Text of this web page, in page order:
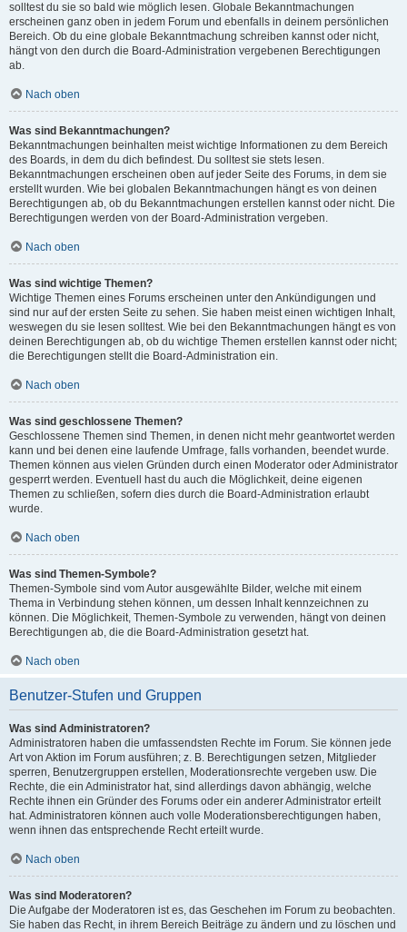
solltest du sie so bald wie möglich lesen. Globale Bekanntmachungen
erscheinen ganz oben in jedem Forum und ebenfalls in deinem persönlichen
Bereich. Ob du eine globale Bekanntmachung schreiben kannst oder nicht,
hängt von den durch die Board-Administration vergebenen Berechtigungen
ab.
Nach oben
Was sind Bekanntmachungen?
Bekanntmachungen beinhalten meist wichtige Informationen zu dem Bereich
des Boards, in dem du dich befindest. Du solltest sie stets lesen.
Bekanntmachungen erscheinen oben auf jeder Seite des Forums, in dem sie
erstellt wurden. Wie bei globalen Bekanntmachungen hängt es von deinen
Berechtigungen ab, ob du Bekanntmachungen erstellen kannst oder nicht. Die
Berechtigungen werden von der Board-Administration vergeben.
Nach oben
Was sind wichtige Themen?
Wichtige Themen eines Forums erscheinen unter den Ankündigungen und
sind nur auf der ersten Seite zu sehen. Sie haben meist einen wichtigen Inhalt,
weswegen du sie lesen solltest. Wie bei den Bekanntmachungen hängt es von
deinen Berechtigungen ab, ob du wichtige Themen erstellen kannst oder nicht;
die Berechtigungen stellt die Board-Administration ein.
Nach oben
Was sind geschlossene Themen?
Geschlossene Themen sind Themen, in denen nicht mehr geantwortet werden
kann und bei denen eine laufende Umfrage, falls vorhanden, beendet wurde.
Themen können aus vielen Gründen durch einen Moderator oder Administrator
gesperrt werden. Eventuell hast du auch die Möglichkeit, deine eigenen
Themen zu schließen, sofern dies durch die Board-Administration erlaubt
wurde.
Nach oben
Was sind Themen-Symbole?
Themen-Symbole sind vom Autor ausgewählte Bilder, welche mit einem
Thema in Verbindung stehen können, um dessen Inhalt kennzeichnen zu
können. Die Möglichkeit, Themen-Symbole zu verwenden, hängt von deinen
Berechtigungen ab, die die Board-Administration gesetzt hat.
Nach oben
Benutzer-Stufen und Gruppen
Was sind Administratoren?
Administratoren haben die umfassendsten Rechte im Forum. Sie können jede
Art von Aktion im Forum ausführen; z. B. Berechtigungen setzen, Mitglieder
sperren, Benutzergruppen erstellen, Moderationsrechte vergeben usw. Die
Rechte, die ein Administrator hat, sind allerdings davon abhängig, welche
Rechte ihnen ein Gründer des Forums oder ein anderer Administrator erteilt
hat. Administratoren können auch volle Moderationsberechtigungen haben,
wenn ihnen das entsprechende Recht erteilt wurde.
Nach oben
Was sind Moderatoren?
Die Aufgabe der Moderatoren ist es, das Geschehen im Forum zu beobachten.
Sie haben das Recht, in ihrem Bereich Beiträge zu ändern und zu löschen und